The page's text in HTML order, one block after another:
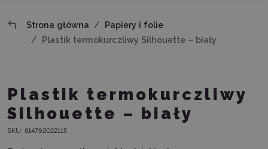
Strona główna
Papiery i folie
Plastik termokurczliwy Silhouette – biały
Plastik termokurczliwy
Silhouette – biały
SKU: 814792022115